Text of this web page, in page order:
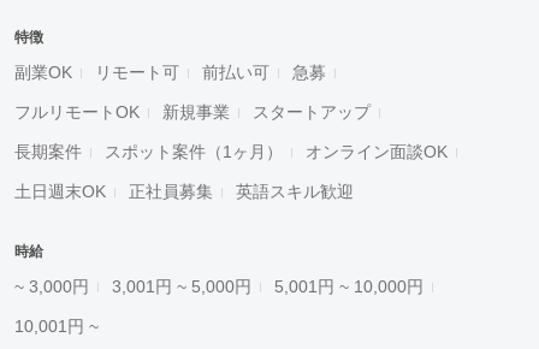
特徴
副業OK リモート可 前払い可 急募
フルリモートOK 新規事業 スタートアップ
長期案件 スポット案件（1ヶ月） オンライン面談OK
土日週末OK 正社員募集 英語スキル歓迎
時給
~ 3,000円 3,001円 ~ 5,000円 5,001円 ~ 10,000円
10,001円 ~